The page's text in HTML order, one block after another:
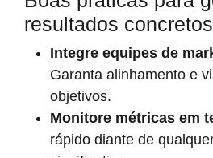
resultados concretos
Integre equipes de
Garanta alinhamento e
objetivos.
Monitore métricas em
rápido diante de